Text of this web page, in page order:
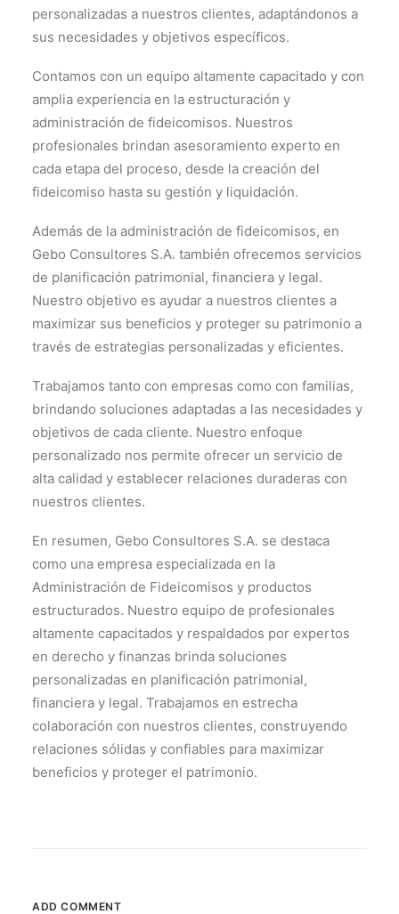
personalizadas a nuestros clientes, adaptándonos a
sus necesidades y objetivos específicos.
Contamos con un equipo altamente capacitado y con
amplia experiencia en la estructuración y
administración de fideicomisos. Nuestros
profesionales brindan asesoramiento experto en
cada etapa del proceso, desde la creación del
fideicomiso hasta su gestión y liquidación.
Además de la administración de fideicomisos, en
Gebo Consultores S.A. también ofrecemos servicios
de planificación patrimonial, financiera y legal.
Nuestro objetivo es ayudar a nuestros clientes a
maximizar sus beneficios y proteger su patrimonio a
través de estrategias personalizadas y eficientes.
Trabajamos tanto con empresas como con familias,
brindando soluciones adaptadas a las necesidades y
objetivos de cada cliente. Nuestro enfoque
personalizado nos permite ofrecer un servicio de
alta calidad y establecer relaciones duraderas con
nuestros clientes.
En resumen, Gebo Consultores S.A. se destaca
como una empresa especializada en la
Administración de Fideicomisos y productos
estructurados. Nuestro equipo de profesionales
altamente capacitados y respaldados por expertos
en derecho y finanzas brinda soluciones
personalizadas en planificación patrimonial,
financiera y legal. Trabajamos en estrecha
colaboración con nuestros clientes, construyendo
relaciones sólidas y confiables para maximizar
beneficios y proteger el patrimonio.
ADD COMMENT